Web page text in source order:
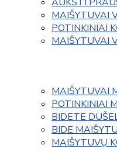
MAIŠYTUVAI
POTINKINIAI
MAIŠYTUVAI
MAIŠYTUVAI
POTINKINIAI
BIDETE
BIDE
MAIŠYTUVŲ